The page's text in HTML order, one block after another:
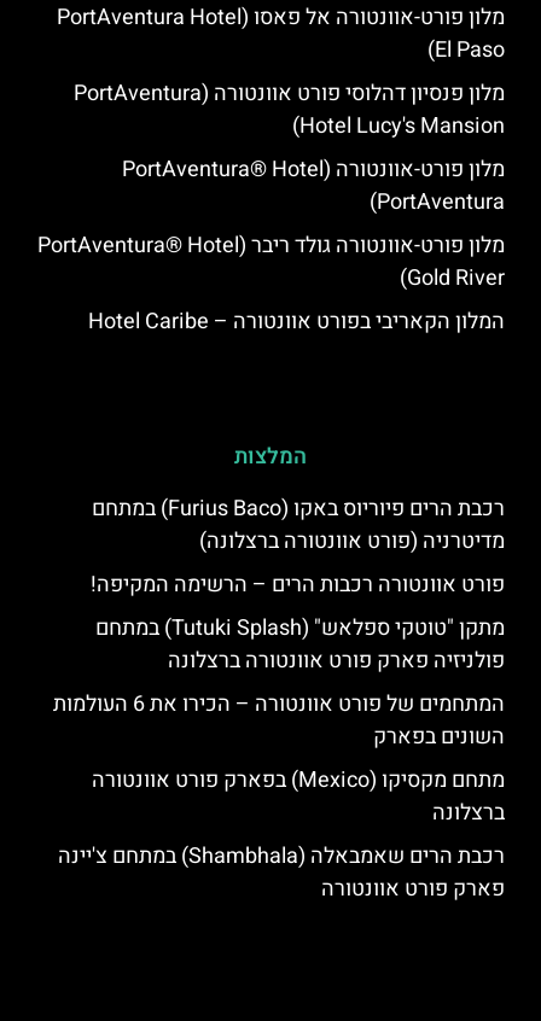
מלון פורט-אוונטורה אל פאסו (PortAventura Hotel
El Paso)
מלון פנסיון דהלוסי פורט אוונטורה (PortAventura
Hotel Lucy's Mansion‬)
מלון פורט-אוונטורה (PortAventura® Hotel
PortAventura)
מלון פורט-אוונטורה גולד ריבר (PortAventura® Hotel
Gold River)
המלון הקאריבי בפורט אוונטורה – Hotel Caribe
המלצות
רכבת הרים פיוריוס באקו (Furius Baco) במתחם
מדיטרניה (פורט אוונטורה ברצלונה)
פורט אוונטורה רכבות הרים – הרשימה המקיפה!
מתקן "טוטקי ספלאש" (Tutuki Splash) במתחם
פולניזיה פארק פורט אוונטורה ברצלונה
המתחמים של פורט אוונטורה – הכירו את 6 העולמות
השונים בפארק
מתחם מקסיקו (Mexico) בפארק פורט אוונטורה
ברצלונה
רכבת הרים שאמבאלה (Shambhala) במתחם צ'יינה
פארק פורט אוונטורה